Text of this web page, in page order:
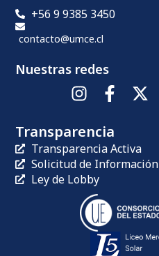
+56 9 9385 3450
contacto@umce.cl
Nuestras redes
Transparencia
Transparencia Activa
Solicitud de Información
Ley de Lobby